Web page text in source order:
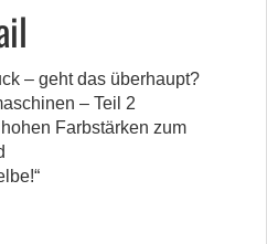
– geht das überhaupt?
– Teil 2
Farbstärken zum